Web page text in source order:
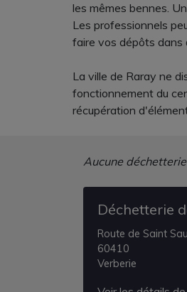
les mêmes bennes.
Les professionnels
faire vos dépôts dans
La ville de Raray ne
fonctionnement du
récupération
Aucune
Déchetterie
Route de Saint
60410
Verberie